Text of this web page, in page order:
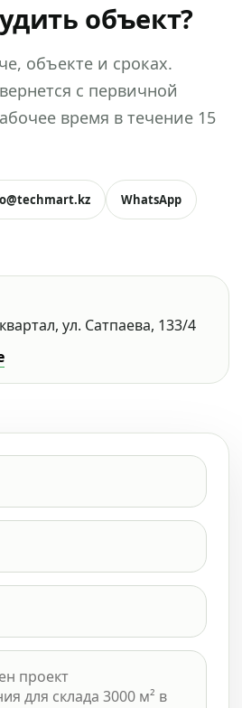
объект?
объекте и сроках.
с первичной
время в течение 15
WhatsApp
ул. Сатпаева, 133/4